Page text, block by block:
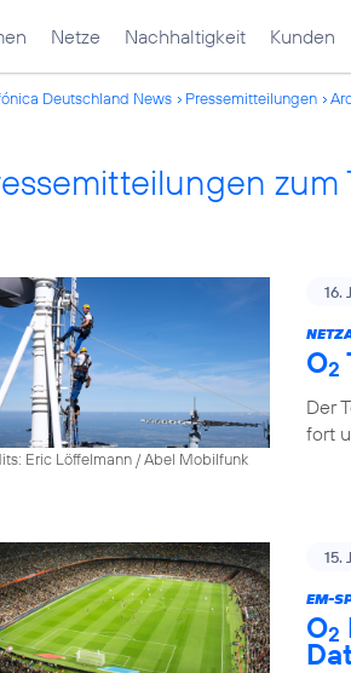
Netze Nachhaltigkeit Kunden
Deutschland News Pressemitteilungen
zum
Eric Löffelmann / Abel Mobilfunk
16.
O2
Der
fort
15.
EM-
O2